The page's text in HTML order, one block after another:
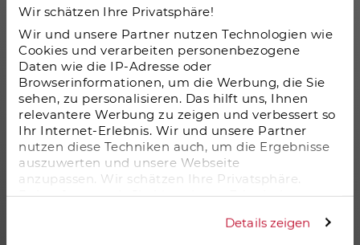
Wir schätzen Ihre Privatsphäre!
Wir und unsere Partner nutzen Technologien wie
Cookies und verarbeiten personenbezogene
Daten wie die IP-Adresse oder
Browserinformationen, um die Werbung, die Sie
sehen, zu personalisieren. Das hilft uns, Ihnen
relevantere Werbung zu zeigen und verbessert so
Ihr Internet-Erlebnis. Wir und unsere Partner
nutzen diese Techniken auch, um die Ergebnisse
auszuwerten und unsere Webseite
anzupassen. Wir schätzen Ihre Privatsphäre.
Daher fragen wir Sie hiermit um Erlaubnis zum
Details zeigen
Betongold
Denkmalschutz Immobilien Leipzig
Pflegeimmobilien
Ferienimmobilien
Denkmalimmobilien
Loftwohnungen